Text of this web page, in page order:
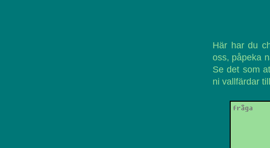
Här har du
oss, påpeka
Se det som
ni vallfärdar